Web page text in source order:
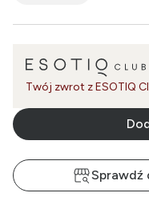
Twój zwrot z ESOTIQ
Sprawdź